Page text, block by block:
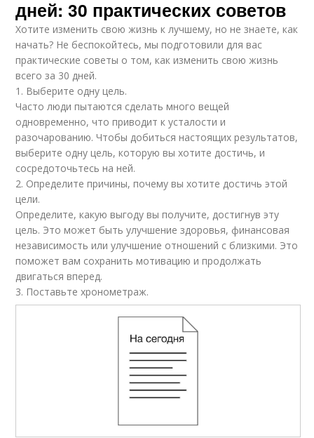
дней: 30 практических советов
Хотите изменить свою жизнь к лучшему, но не знаете, как
начать? Не беспокойтесь, мы подготовили для вас
практические советы о том, как изменить свою жизнь
всего за 30 дней.
1. Выберите одну цель.
Часто люди пытаются сделать много вещей
одновременно, что приводит к усталости и
разочарованию. Чтобы добиться настоящих результатов,
выберите одну цель, которую вы хотите достичь, и
сосредоточьтесь на ней.
2. Определите причины, почему вы хотите достичь этой
цели.
Определите, какую выгоду вы получите, достигнув эту
цель. Это может быть улучшение здоровья, финансовая
независимость или улучшение отношений с близкими. Это
поможет вам сохранить мотивацию и продолжать
двигаться вперед.
3. Поставьте хронометраж.